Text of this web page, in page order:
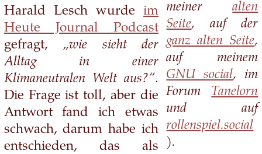
Harald Lesch wurdeim
Heute Journal Podcast
gefragt, „wie sieht der
Alltag in einer
Klimaneutralen Welt aus?“.
Die Frage ist toll, aber die
Antwort fand ich etwas
schwach, darum habe ich
entschieden, das als
meineralten
Seite, auf der
ganz alten Seite,
auf meinem
GNU social, im
Forum Tanelorn
und auf
rollenspiel.social
).